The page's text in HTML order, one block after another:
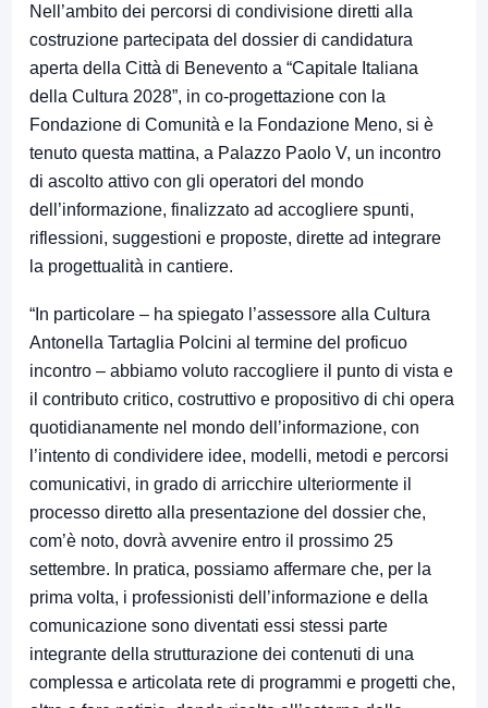
Nell’ambito dei percorsi di condivisione diretti alla
costruzione partecipata del dossier di candidatura
aperta della Città di Benevento a “Capitale Italiana
della Cultura 2028”, in co-progettazione con la
Fondazione di Comunità e la Fondazione Meno, si è
tenuto questa mattina, a Palazzo Paolo V, un incontro
di ascolto attivo con gli operatori del mondo
dell’informazione, finalizzato ad accogliere spunti,
riflessioni, suggestioni e proposte, dirette ad integrare
la progettualità in cantiere.
“In particolare – ha spiegato l’assessore alla Cultura
Antonella Tartaglia Polcini al termine del proficuo
incontro – abbiamo voluto raccogliere il punto di vista e
il contributo critico, costruttivo e propositivo di chi opera
quotidianamente nel mondo dell’informazione, con
l’intento di condividere idee, modelli, metodi e percorsi
comunicativi, in grado di arricchire ulteriormente il
processo diretto alla presentazione del dossier che,
com’è noto, dovrà avvenire entro il prossimo 25
settembre. In pratica, possiamo affermare che, per la
prima volta, i professionisti dell’informazione e della
comunicazione sono diventati essi stessi parte
integrante della strutturazione dei contenuti di una
complessa e articolata rete di programmi e progetti che,